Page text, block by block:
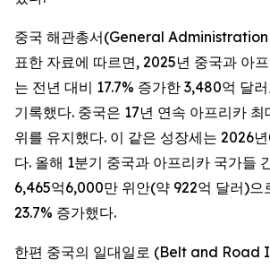
중국 해관총서(General
표한 자료에 따르면, 2025년 중국과 아
는 전년 대비 17.7% 증가한 3,480억 달
기록했다. 중국은 17년 연속 아프리카 최
위를 유지했다. 이 같은 성장세는 2026
다. 올해 1분기 중국과 아프리카 국가들
6,465억6,000만 위안(약 922억 달러)으
23.7% 증가했다.
한편 중국의 일대일로 (Belt and Road